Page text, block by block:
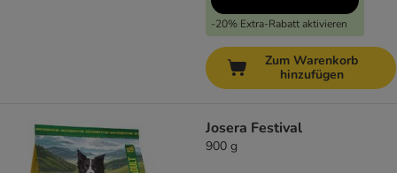
-20% Extra-Rabatt aktivieren
Zum Warenkorb
hinzufügen
Josera Festival
900 g